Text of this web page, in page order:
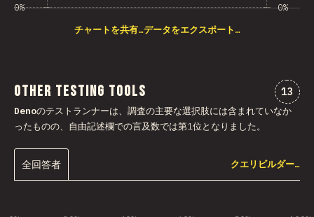
0% 0%
チャートを共有…データをエクスポート…
Other Testing Tools 13
Denoのテストランナーは、調査の主要な選択肢には含まれていなか
ったものの、自由記述欄での言及数では第1位となりました。
全回答者 クエリビルダー…